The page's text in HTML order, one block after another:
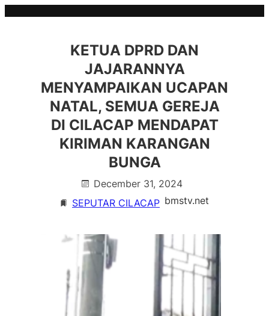
KETUA DPRD DAN
JAJARANNYA
MENYAMPAIKAN UCAPAN
NATAL, SEMUA GEREJA
DI CILACAP MENDAPAT
KIRIMAN KARANGAN
BUNGA
December 31, 2024
SEPUTAR CILACAP bmstv.net